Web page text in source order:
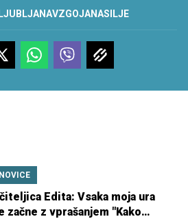
VZGOJANASILJE
NOVICE
Edita: Vsaka moja ura
začne z vprašanjem "Kako